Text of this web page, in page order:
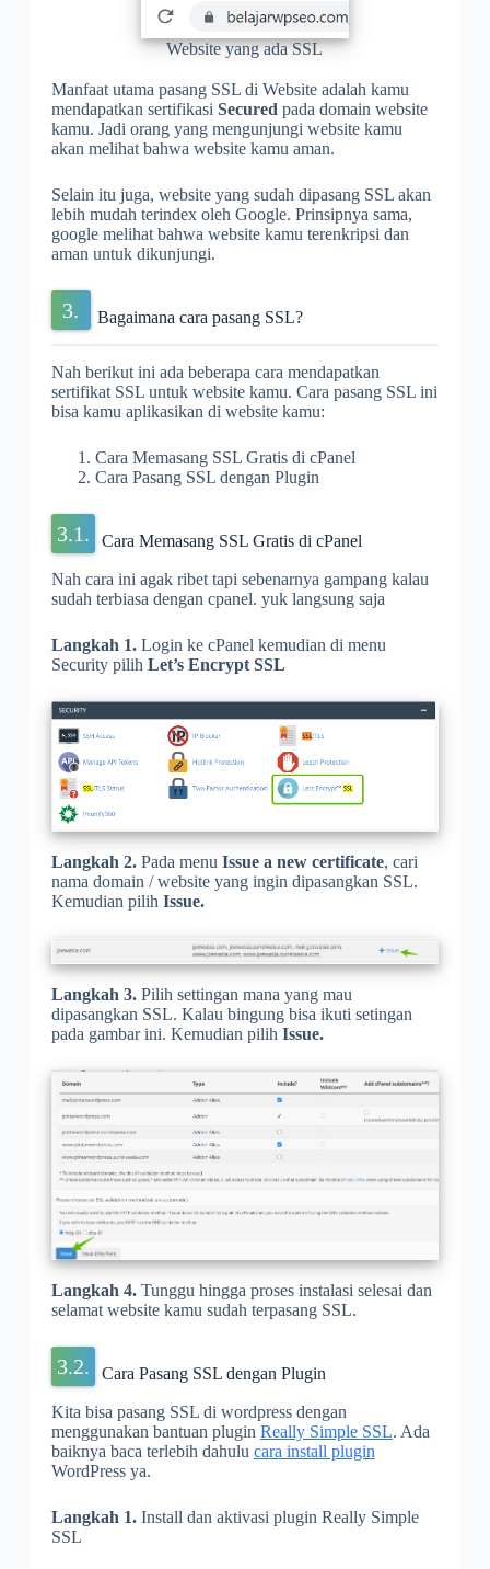
Website yang ada SSL
Manfaat utama pasang SSL di Website adalah kamu
mendapatkan sertifikasi Secured pada domain website
kamu. Jadi orang yang mengunjungi website kamu
akan melihat bahwa website kamu aman.
Selain itu juga, website yang sudah dipasang SSL akan
lebih mudah terindex oleh Google. Prinsipnya sama,
google melihat bahwa website kamu terenkripsi dan
aman untuk dikunjungi.
Bagaimana cara pasang SSL?
Nah berikut ini ada beberapa cara mendapatkan
sertifikat SSL untuk website kamu. Cara pasang SSL ini
bisa kamu aplikasikan di website kamu:
Cara Memasang SSL Gratis di cPanel
Cara Pasang SSL dengan Plugin
Cara Memasang SSL Gratis di cPanel
Nah cara ini agak ribet tapi sebenarnya gampang kalau
sudah terbiasa dengan cpanel. yuk langsung saja
Langkah 1. Login ke cPanel kemudian di menu
Security pilih Let’s Encrypt SSL
Langkah 2. Pada menu Issue a new certificate, cari
nama domain / website yang ingin dipasangkan SSL.
Kemudian pilih Issue.
Langkah 3. Pilih settingan mana yang mau
dipasangkan SSL. Kalau bingung bisa ikuti setingan
pada gambar ini. Kemudian pilih Issue.
Langkah 4. Tunggu hingga proses instalasi selesai dan
selamat website kamu sudah terpasang SSL.
Cara Pasang SSL dengan Plugin
Kita bisa pasang SSL di wordpress dengan
menggunakan bantuan plugin Really Simple SSL. Ada
baiknya baca terlebih dahulu cara install plugin
WordPress ya.
Langkah 1. Install dan aktivasi plugin Really Simple
SSL